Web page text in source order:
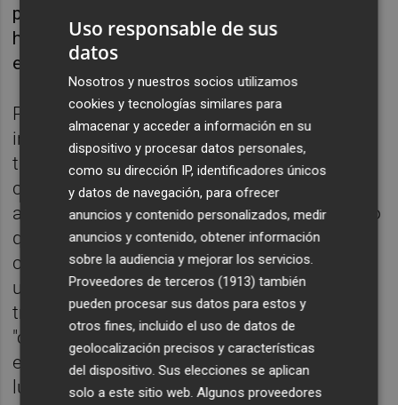
por el 'corralito' argentino, aunque no fue
hasta 2008 cuando abrieron el 'Climent Club'
en la nave de una antigua carpintería.
Por su parte, Jorge ha asegurado que
intentan aplicar a los 300 alumnos que
tienen matriculados "lo mismo que con Ilia,
cada uno con sus cualidades, aunque sólo
algunos son capaces de llegar", y ha añadido
que, igual que han hecho con el nuevo
campeón mundial, en el gimnasio se sigue
un proceso de "selección natural" en el
transcurso del cual tratan de implantar
"códigos y disciplina para que mediante el
entrenamiento se conviertan en el mejor
luchador que se pueda sacar de dentro".
Uso responsable de sus
datos
Nosotros y nuestros socios utilizamos
cookies y tecnologías similares para
almacenar y acceder a información en su
dispositivo y procesar datos personales,
como su dirección IP, identificadores únicos
y datos de navegación, para ofrecer
anuncios y contenido personalizados, medir
anuncios y contenido, obtener información
sobre la audiencia y mejorar los servicios.
Proveedores de terceros (1913) también
pueden procesar sus datos para estos y
otros fines, incluido el uso de datos de
geolocalización precisos y características
del dispositivo. Sus elecciones se aplican
solo a este sitio web. Algunos proveedores